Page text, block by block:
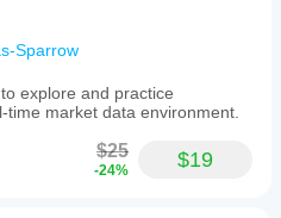
Sparrow
explore and practice
market data environment.
$25
-24% $19